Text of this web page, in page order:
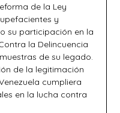
de la Ley
y
su participación en la
la Delincuencia
de su legado.
de la legitimación
cumpliera
en la lucha contra